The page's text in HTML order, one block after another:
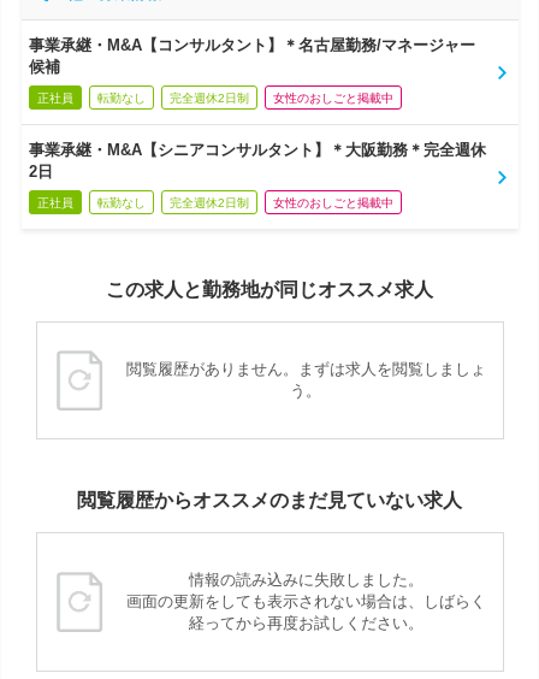
事業承継・M&A【コンサルタント】＊名古屋勤務/マネージャー
候補
正社員 転勤なし 完全週休2日制 女性のおしごと掲載中
事業承継・M&A【シニアコンサルタント】＊大阪勤務＊完全週休
2日
正社員 転勤なし 完全週休2日制 女性のおしごと掲載中
この求人と勤務地が同じオススメ求人
閲覧履歴がありません。まずは求人を閲覧しましょ
う。
閲覧履歴からオススメのまだ見ていない求人
情報の読み込みに失敗しました。
画面の更新をしても表示されない場合は、しばらく
経ってから再度お試しください。